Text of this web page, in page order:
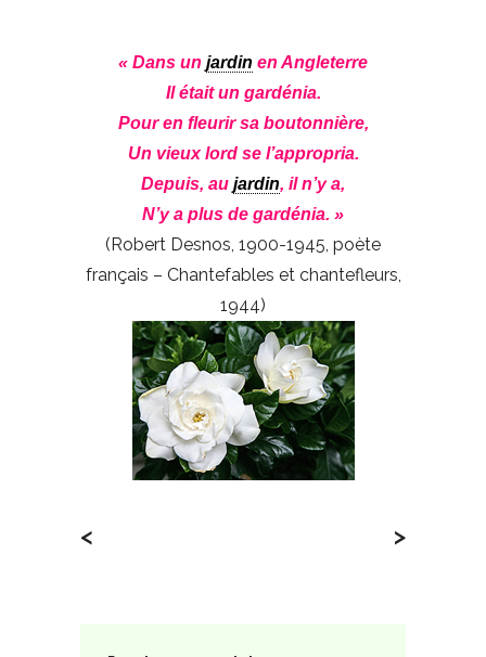
« Dans un jardin en Angleterre
Il était un gardénia.
Pour en fleurir sa boutonnière,
Un vieux lord se l’appropria.
Depuis, au jardin, il n’y a,
N’y a plus de gardénia. »
(Robert Desnos, 1900-1945, poète
français – Chantefables et chantefleurs,
1944)
< >